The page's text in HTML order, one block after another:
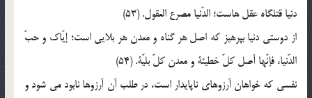
دنيا قتلگاه عقل هاست؛ الدّنيا مصرع العقول. (53)
از دوستي دنيا بپرهيز که اصل هر گناه و معدن هر بلايي است؛ إيّاک و حبّ
الدّنيا، فإنّها أصل کلّ خطيئة و معدن کلّ بليّة. (54)
نفسي که خواهان آرزوهاي ناپايدار است، در طلب آن آرزوها نابود مي شود و